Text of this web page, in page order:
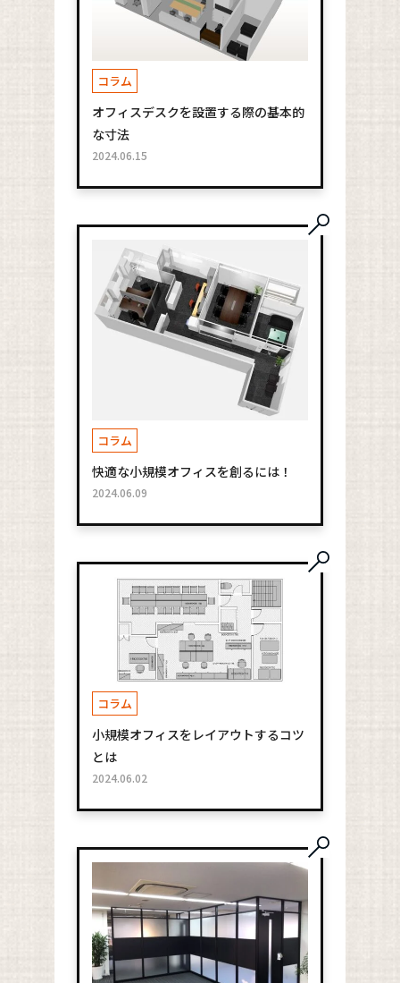
コラム
オフィスデスクを設置する際の基本的
な寸法
2024.06.15
コラム
快適な小規模オフィスを創るには！
2024.06.09
コラム
小規模オフィスをレイアウトするコツ
とは
2024.06.02